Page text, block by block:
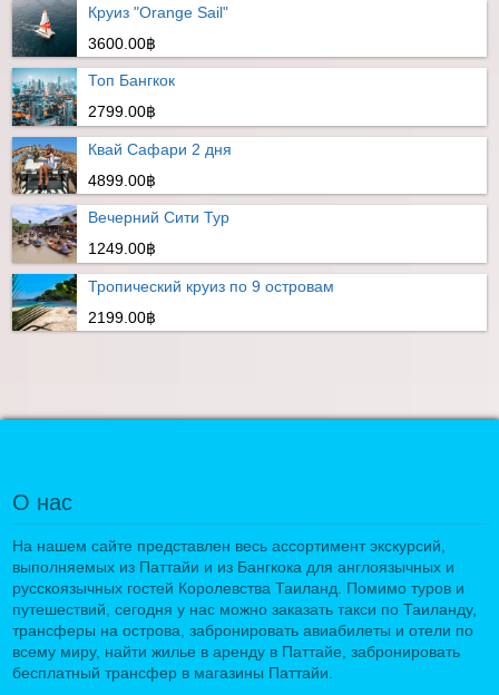
Круиз "Orange Sail"
3600.00฿
Топ Бангкок
2799.00฿
Квай Сафари 2 дня
4899.00฿
Вечерний Сити Тур
1249.00฿
Тропический круиз по 9 островам
2199.00฿
О нас
На нашем сайте представлен весь ассортимент экскурсий,
выполняемых из Паттайи и из Бангкока для англоязычных и
русскоязычных гостей Королевства Таиланд. Помимо туров и
путешествий, сегодня у нас можно заказать такси по Таиланду,
трансферы на острова, забронировать авиабилеты и отели по
всему миру, найти жилье в аренду в Паттайе, забронировать
бесплатный трансфер в магазины Паттайи.